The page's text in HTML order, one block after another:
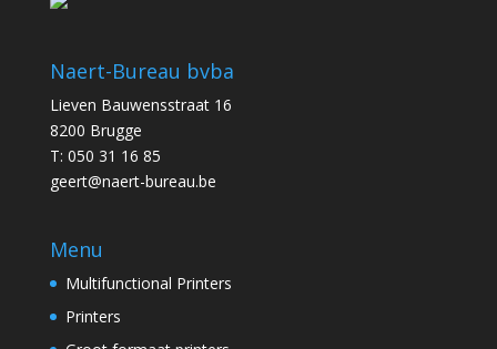
Naert-Bureau bvba
Lieven Bauwensstraat 16
8200 Brugge
T: 050 31 16 85
geert@naert-bureau.be
Menu
Multifunctional Printers
Printers